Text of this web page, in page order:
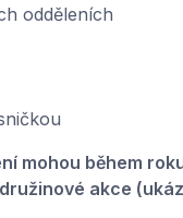
odděleních
mohou během
akce